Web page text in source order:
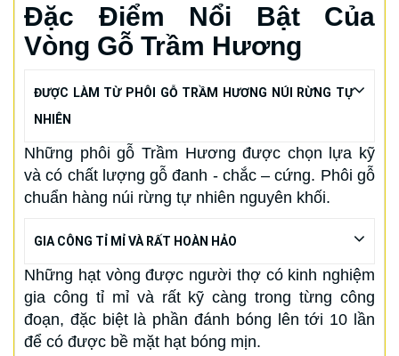
Đặc Điểm Nổi Bật Của
Vòng Gỗ Trầm Hương
ĐƯỢC LÀM TỪ PHÔI GỖ TRẦM HƯƠNG NÚI RỪNG TỰ
NHIÊN
Những phôi gỗ Trầm Hương được chọn lựa kỹ
và có chất lượng gỗ đanh - chắc – cứng. Phôi gỗ
chuẩn hàng núi rừng tự nhiên nguyên khối.
GIA CÔNG TỈ MỈ VÀ RẤT HOÀN HẢO
Những hạt vòng được người thợ có kinh nghiệm
gia công tỉ mỉ và rất kỹ càng trong từng công
đoạn, đặc biệt là phần đánh bóng lên tới 10 lần
để có được bề mặt hạt bóng mịn.